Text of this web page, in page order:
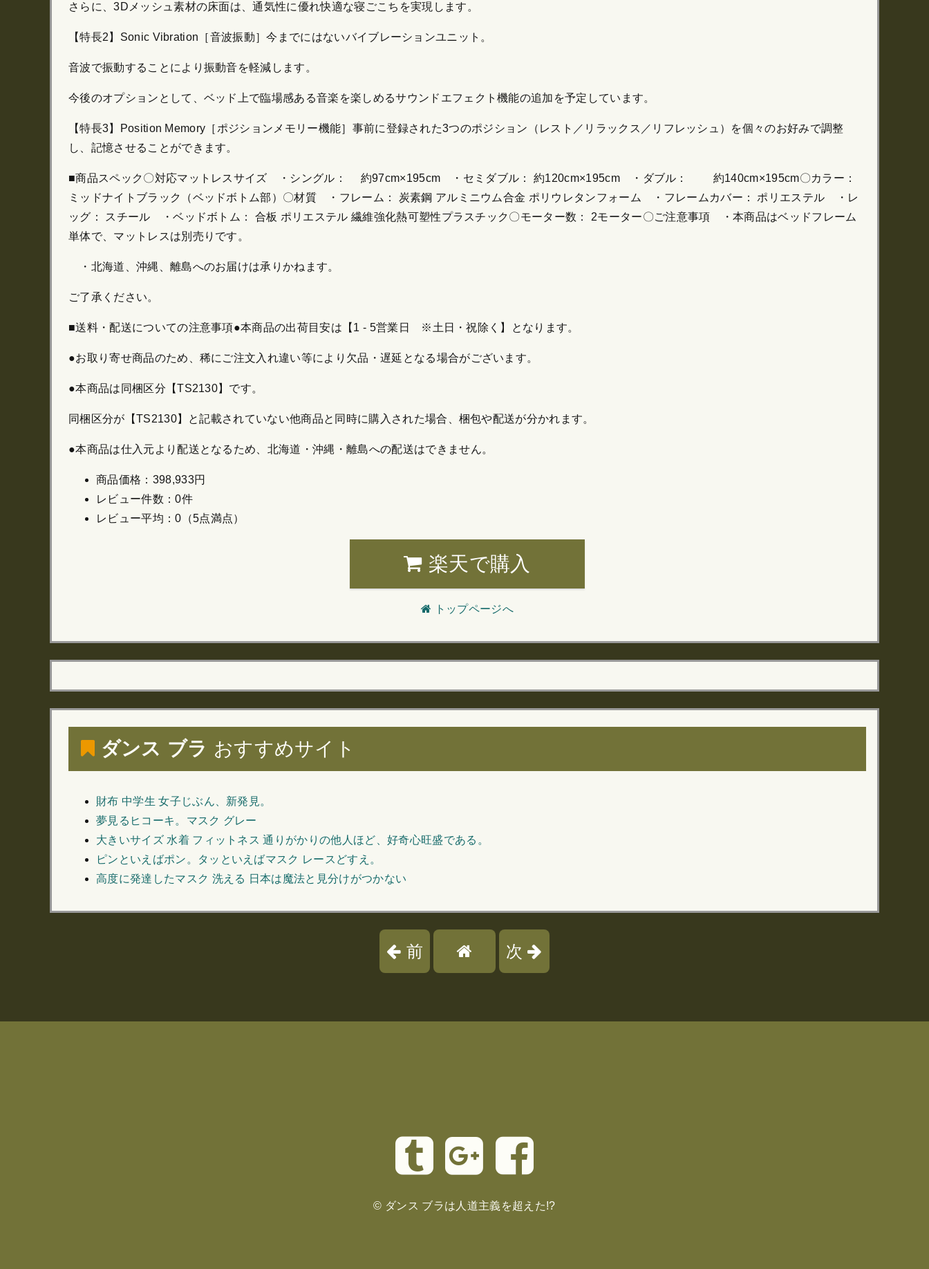
さらに、3Dメッシュ素材の床面は、通気性に優れ快適な寝ごこちを実現します。
【特長2】Sonic Vibration［音波振動］今までにはないバイブレーションユニット。
音波で振動することにより振動音を軽減します。
今後のオプションとして、ベッド上で臨場感ある音楽を楽しめるサウンドエフェクト機能の追加を予定しています。
【特長3】Position Memory［ポジションメモリー機能］事前に登録された3つのポジション（レスト／リラックス／リフレッシュ）を個々のお好みで調整
し、記憶させることができます。
■商品スペック〇対応マットレスサイズ ・シングル： 約97cm×195cm ・セミダブル： 約120cm×195cm ・ダブル： 約140cm×195cm〇カラー：
ミッドナイトブラック（ベッドボトム部）〇材質 ・フレーム： 炭素鋼 アルミニウム合金 ポリウレタンフォーム ・フレームカバー： ポリエステル ・レ
ッグ： スチール ・ベッドボトム： 合板 ポリエステル 繊維強化熱可塑性プラスチック〇モーター数： 2モーター〇ご注意事項 ・本商品はベッドフレーム
単体で、マットレスは別売りです。
・北海道、沖縄、離島へのお届けは承りかねます。
ご了承ください。
■送料・配送についての注意事項●本商品の出荷目安は【1 - 5営業日 ※土日・祝除く】となります。
●お取り寄せ商品のため、稀にご注文入れ違い等により欠品・遅延となる場合がございます。
●本商品は同梱区分【TS2130】です。
同梱区分が【TS2130】と記載されていない他商品と同時に購入された場合、梱包や配送が分かれます。
●本商品は仕入元より配送となるため、北海道・沖縄・離島への配送はできません。
商品価格：398,933円
レビュー件数：0件
レビュー平均：0（5点満点）
楽天で購入
トップページへ
ダンス ブラ おすすめサイト
財布 中学生 女子じぶん、新発見。
夢見るヒコーキ。マスク グレー
大きいサイズ 水着 フィットネス 通りがかりの他人ほど、好奇心旺盛である。
ピンといえばポン。タッといえばマスク レースどすえ。
高度に発達したマスク 洗える 日本は魔法と見分けがつかない
前 次
© ダンス ブラは人道主義を超えた!?